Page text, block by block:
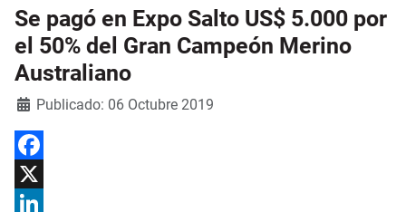
Se pagó en Expo Salto US$ 5.000 por
el 50% del Gran Campeón Merino
Australiano
Detalles
Publicado: 06 Octubre 2019
Facebook
X